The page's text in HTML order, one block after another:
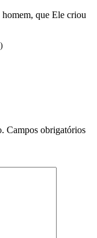
que Ele criou
Campos obrigatórios